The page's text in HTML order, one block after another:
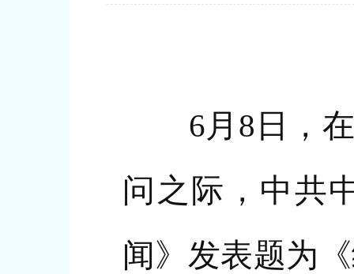
6月8日，在
问之际，中共
闻》发表题为